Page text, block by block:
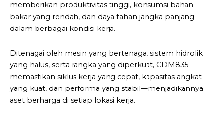
memberikan produktivitas tinggi, konsumsi bahan
bakar yang rendah, dan daya tahan jangka panjang
dalam berbagai kondisi kerja.
Ditenagai oleh mesin yang bertenaga, sistem hidrolik
yang halus, serta rangka yang diperkuat, CDM835
memastikan siklus kerja yang cepat, kapasitas angkat
yang kuat, dan performa yang stabil—menjadikannya
aset berharga di setiap lokasi kerja.